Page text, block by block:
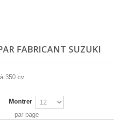
FABRICANT SUZUKI
350 cv
Montrer
par page